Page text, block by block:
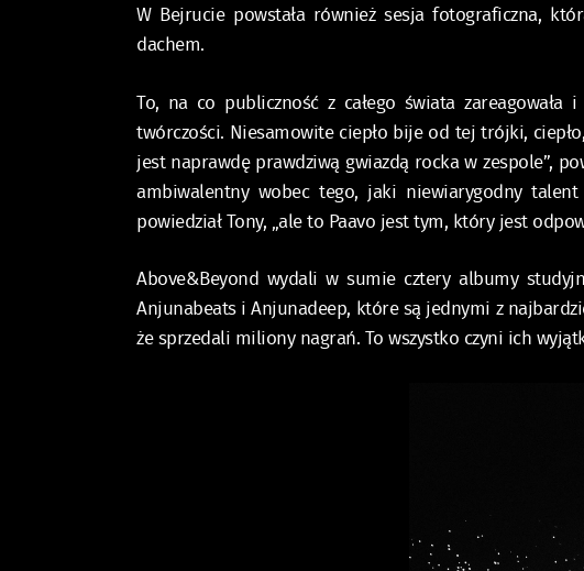
W Bejrucie powstała również sesja fotograficzna,
dachem.
To, na co publiczność z całego świata
twórczości. Niesamowite ciepło bije od tej trójki,
jest naprawdę prawdziwą gwiazdą rocka w zespole”,
ambiwalentny wobec tego, jaki niewiarygodny
powiedział Tony, „ale to Paavo jest tym, który jest
Above&Beyond wydali w sumie cztery albumy
Anjunabeats i Anjunadeep, które są jednymi z
że sprzedali miliony nagrań. To wszystko czyni ich